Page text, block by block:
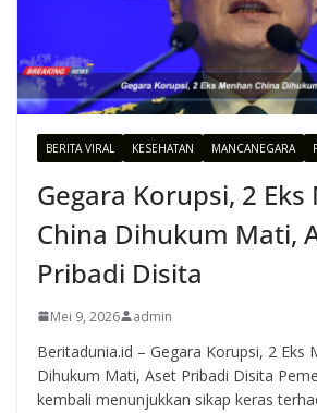
BERITA VIRAL KESEHATAN MANCANEGARA
Gegara Korupsi, 2
China Dihukum Mati,
Pribadi Disita
Mei 9, 2026 admin
Beritadunia.id – Gegara Korupsi, 2 Eks
Dihukum Mati, Aset Pribadi Disita
kembali menunjukkan sikap keras